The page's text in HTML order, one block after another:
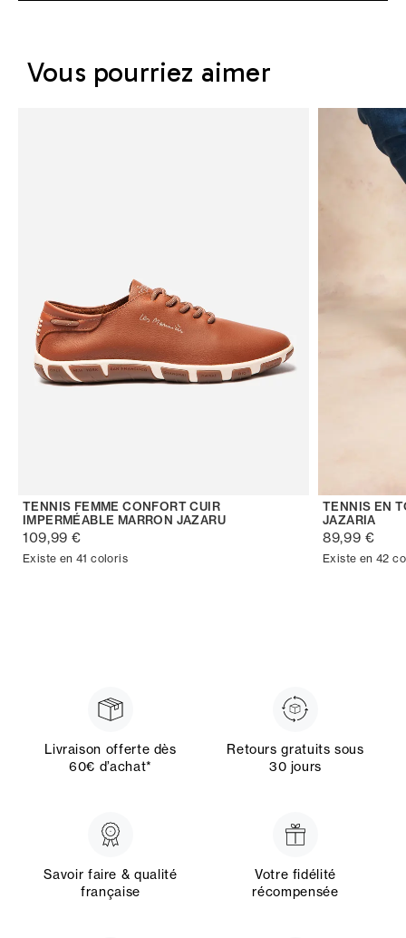
Vous pourriez aimer
TENNIS FEMME CONFORT CUIR
IMPERMÉABLE MARRON JAZARU
109,99 €
Existe en 41 coloris
TENNIS EN
JAZARIA
89,99 €
Existe en 42
Livraison offerte dès
60€ d’achat*
Retours gratuits sous
30 jours
Savoir faire & qualité
française
Votre fidélité
récompensée